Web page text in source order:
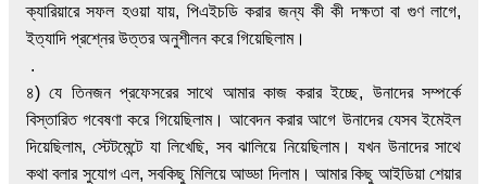
ক্যারিয়ারে সফল হওয়া যায়, পিএইচডি করার জন্য কী কী দক্ষতা বা গুণ লাগে,
ইত্যাদি প্রশ্নের উত্তর অনুশীলন করে গিয়েছিলাম।
.
৪) যে তিনজন প্রফেসরের সাথে আমার কাজ করার ইচ্ছে, উনাদের সম্পর্কে
বিস্তারিত গবেষণা করে গিয়েছিলাম। আবেদন করার আগে উনাদের যেসব ইমেইল
দিয়েছিলাম, স্টেটমেন্টে যা লিখেছি, সব ঝালিয়ে নিয়েছিলাম। যখন উনাদের সাথে
কথা বলার সুযোগ এল, সবকিছু মিলিয়ে আড্ডা দিলাম। আমার কিছু আইডিয়া শেয়ার